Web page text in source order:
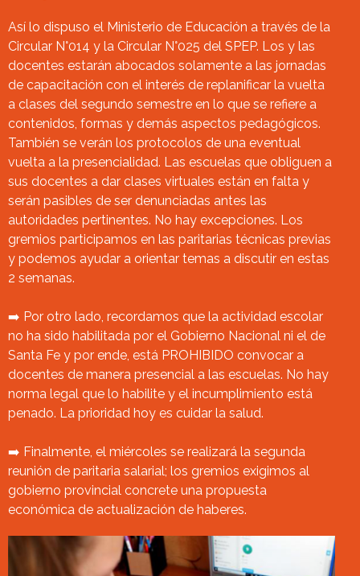
Así lo dispuso el Ministerio de Educación a través de la
Circular N°014 y la Circular N°025 del SPEP. Los y las
docentes estarán abocados solamente a las jornadas
de capacitación con el interés de replanificar la vuelta
a clases del segundo semestre en lo que se refiere a
contenidos, formas y demás aspectos pedagógicos.
También se verán los protocolos de una eventual
vuelta a la presencialidad. Las escuelas que obliguen a
sus docentes a dar clases virtuales están en falta y
serán pasibles de ser denunciadas antes las
autoridades pertinentes. No hay excepciones. Los
gremios participamos en las paritarias técnicas previas
y podemos ayudar a orientar temas a discutir en estas
2 semanas.
➡️ Por otro lado, recordamos que la actividad escolar
no ha sido habilitada por el Gobierno Nacional ni el de
Santa Fe y por ende, está PROHIBIDO convocar a
docentes de manera presencial a las escuelas. No hay
norma legal que lo habilite y el incumplimiento está
penado. La prioridad hoy es cuidar la salud.
➡️ Finalmente, el miércoles se realizará la segunda
reunión de paritaria salarial; los gremios exigimos al
gobierno provincial concrete una propuesta
económica de actualización de haberes.